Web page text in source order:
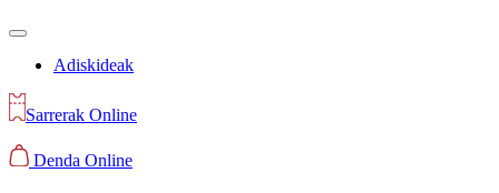
Adiskideak
Sarrerak Online
Denda Online